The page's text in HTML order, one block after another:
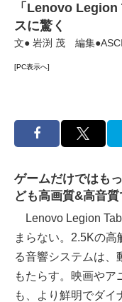
「Lenovo
スに驚く
文● 岩渕 茂 編集
[PC表示へ]
ゲームだけではも
ども高画質&高音
Lenovo Legion
まらない。2.5Kの
る音響システムは、
もたらす。映画やア
も、より鮮明でダイ